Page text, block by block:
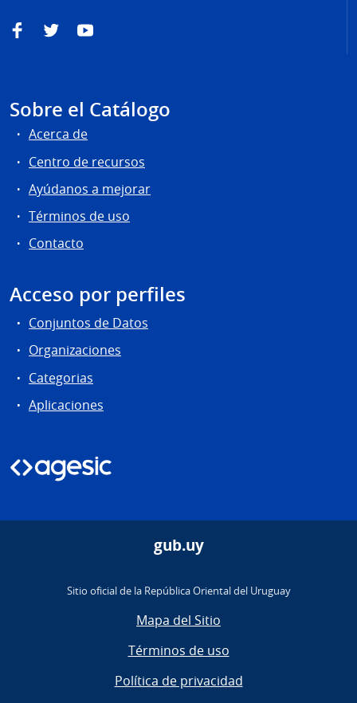
FacebookTwitterYouTube
Sobre el Catálogo
Acerca de
Centro de recursos
Ayúdanos a mejorar
Términos de uso
Contacto
Acceso por perfiles
Conjuntos de Datos
Organizaciones
Categorias
Aplicaciones
gub.uy
Sitio oficial de la República Oriental del Uruguay
Mapa del Sitio
Términos de uso
Política de privacidad